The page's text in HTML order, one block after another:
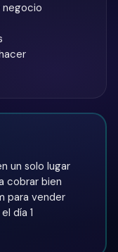
un solo lugar
cobrar bien
para vender
día 1